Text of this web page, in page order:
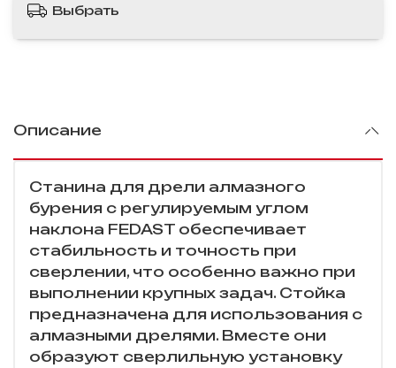
Выбрать
Описание
Станина для дрели алмазного
бурения с регулируемым углом
наклона FEDAST обеспечивает
стабильность и точность при
сверлении, что особенно важно при
выполнении крупных задач. Стойка
предназначена для использования с
алмазными дрелями. Вместе они
образуют сверлильную установку